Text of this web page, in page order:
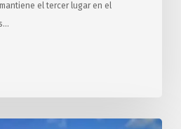
el tercer lugar en el